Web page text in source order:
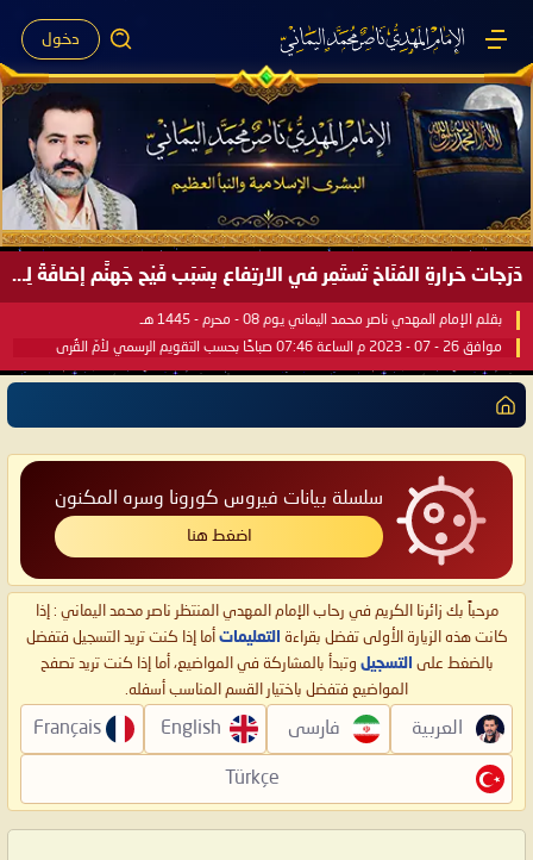
دخول
دَرَجات حَرارةِ المُنَاخ تَستَمِر في الارتِفاع بِسَبَب فَيْح جَهنَّم إضافَةً لِحرارةِ الشَّمس في مُحكَم القُرآن العَظيم ..
بقلم الإمام المهدي ناصر محمد اليماني يوم 08 - محرم - 1445 هـ
موافق 26 - 07 - 2023 م الساعة 07:46 صباحًا بحسب التقويم الرسمي لأمّ القُرى
سلسلة بيانات فيروس كورونا وسره المكنون
اضغط هنا
مرحباً بك زائرنا الكريم في رحاب الإمام المهدي المنتظر ناصر محمد اليماني : إذا
كانت هذه الزيارة الأولى تفضل بقراءة التعليمات أما إذا كنت تريد التسجيل فتفضل
بالضغط على التسجيل وتبدأ بالمشاركة في المواضيع، أما إذا كنت تريد تصفح
المواضيع فتفضل باختيار القسم المناسب أسفله.
العربية فارسی English
Français
Türkçe